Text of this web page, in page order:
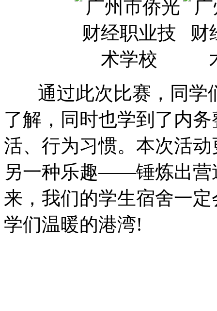
通过此次比赛，同学
了解，同时也学到了内
活、行为习惯。本次活
另一种乐趣——锤炼出营
来，我们的学生宿舍一
学们温暖的港湾!